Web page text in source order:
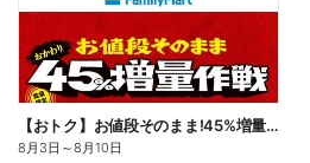
【おトク】お値段そのまま!45%増量作戦!
8月3日 ～8月10日